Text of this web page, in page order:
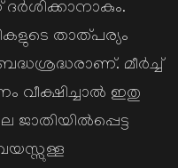
താത്പര്യം
മീർച്ച്
വീക്ഷിച്ചാൽ ഇതു